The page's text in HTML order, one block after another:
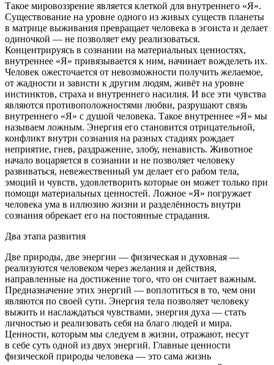
Такое мировоззрение является клеткой для внутреннего «Я».
Существование на уровне одного из живых существ планеты
в матрице выживания превращает человека в эгоиста и делает
одиночкой — не позволяет ему реализоваться.
Концентрируясь в сознании на материальных ценностях,
внутреннее «Я» привязывается к ним, начинает вожделеть их.
Человек ожесточается от невозможности получить желаемое,
от жадности и зависти к другим людям, живёт на уровне
инстинктов, страха и внутреннего насилия. И все эти чувства
являются противоположностями любви, разрушают связь
внутреннего «Я» с душой человека. Такое внутреннее «Я» мы
называем ложным. Энергия его становится отрицательной,
конфликт внутри сознания на разных стадиях рождает
неприятие, гнев, раздражение, злобу, ненависть. Животное
начало воцаряется в сознании и не позволяет человеку
развиваться, невежественный ум делает его рабом тела,
эмоций и чувств, удовлетворить которые он может только при
помощи материальных ценностей. Ложное «Я» погружает
человека ума в иллюзию жизни и разделённость внутри
сознания обрекает его на постоянные страдания.
Два этапа развития
Две природы, две энергии — физическая и духовная —
реализуются человеком через желания и действия,
направленные на достижение того, что он считает важным.
Предназначение этих энергий — воплотиться в то, чем они
являются по своей сути. Энергия тела позволяет человеку
выжить и наслаждаться чувствами, энергия духа — стать
личностью и реализовать себя на благо людей и мира.
Ценности, которым мы следуем в жизни, отражают, несут
в себе суть одной из двух энергий. Главные ценности
физической природы человека — это сама жизнь